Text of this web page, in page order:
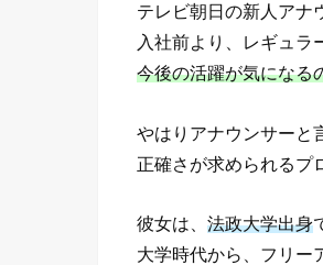
テレビ朝日の新人アナ
入社前より、レギュラ
今後の活躍が気になる
やはりアナウンサーと
正確さが求められるプ
彼女は、 法政大学出身
大学時代から、フリー